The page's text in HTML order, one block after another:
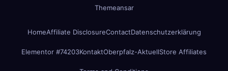
Themeansar
HomeAffiliate DisclosureContactDatenschutzerklärung
Elementor #74203KontaktOberpfalz-AktuellStore Affiliates